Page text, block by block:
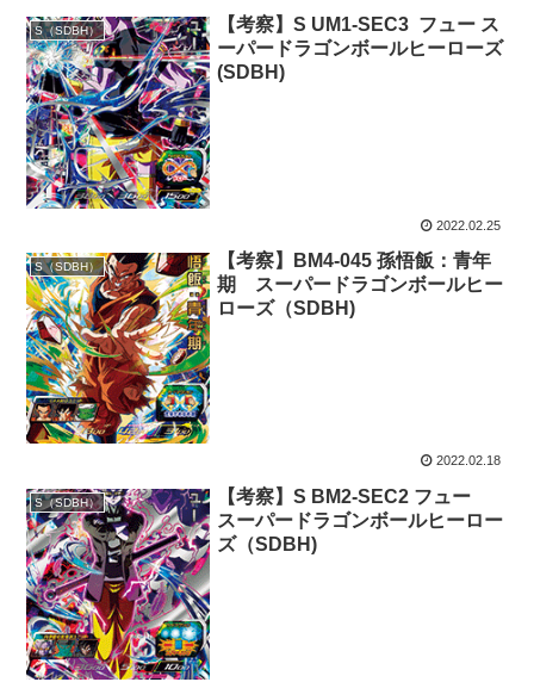
S（SDBH）
【考察】S UM1-SEC3 フュー ス
ーパードラゴンボールヒーローズ
(SDBH)
2022.02.25
S（SDBH）
【考察】BM4-045 孫悟飯：青年
期 スーパードラゴンボールヒー
ローズ（SDBH)
2022.02.18
S（SDBH）
【考察】S BM2-SEC2 フュー
スーパードラゴンボールヒーロー
ズ（SDBH)